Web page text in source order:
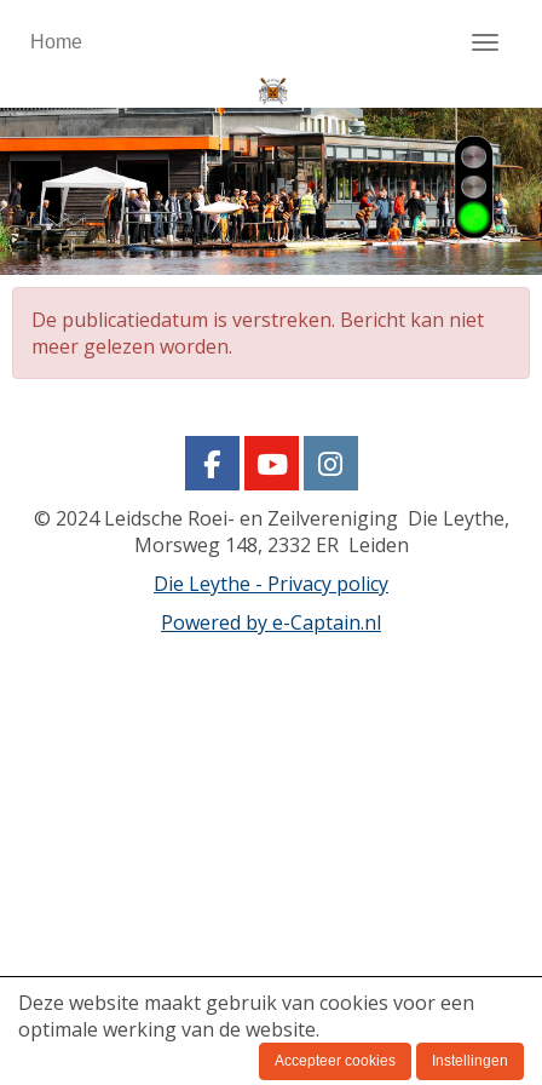
Home
De publicatiedatum is verstreken. Bericht kan niet
meer gelezen worden.
© 2024Leidsche Roei- en Zeilvereniging Die Leythe,
Morsweg 148, 2332 ER Leiden
Die Leythe - Privacy policy
Deze website maakt gebruik van cookies voor een
optimale werking van de website.
Accepteer cookies Instellingen
Powered by e-Captain.nl